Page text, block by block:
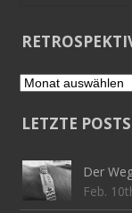
Retrospektive
LETZTE POSTS
Der
Feb.